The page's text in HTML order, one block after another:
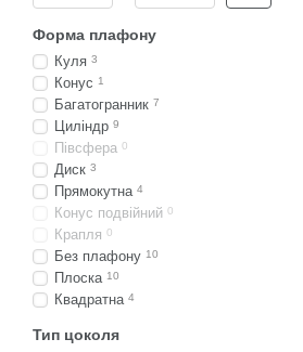
Форма плафону
Куля 3
Конус 1
Багатогранник 7
Циліндр 9
Півсфера 0
Диск 3
Прямокутна 4
Конус подвійний 0
Крапля 0
Без плафону 10
Плоска 10
Квадратна 4
Тип цоколя